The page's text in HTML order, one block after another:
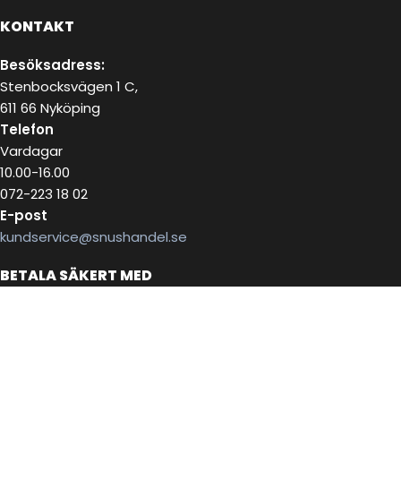
KONTAKT
Besöksadress:
Stenbocksvägen 1 C,
611 66 Nyköping
Telefon
Vardagar
10.00-16.00
072-223 18 02
E-post
kundservice@snushandel.se
BETALA SÄKERT MED